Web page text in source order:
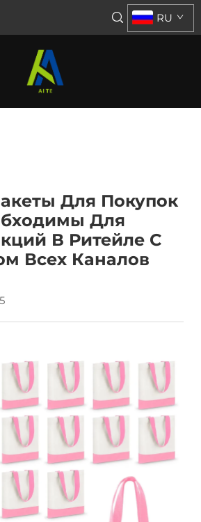
RU
Для Покупок
Для
В Ритейле С
Всех Каналов